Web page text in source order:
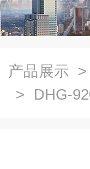
产品展示
> DHG-